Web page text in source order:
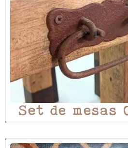
Set de mesas